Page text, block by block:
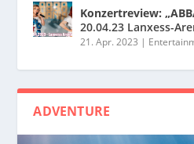
Konzertreview:
20.04.23 Lanxess-
21. Apr. 2023 |
ADVENTURE